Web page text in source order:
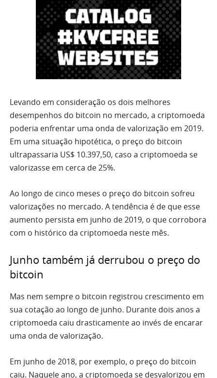
Levando em consideração os dois melhores
desempenhos do bitcoin no mercado, a criptomoeda
poderia enfrentar uma onda de valorização em 2019.
Em uma situação hipotética, o preço do bitcoin
ultrapassaria US$ 10.397,50, caso a criptomoeda se
valorizasse em cerca de 25%.
Ao longo de cinco meses o preço do bitcoin sofreu
valorizações no mercado. A tendência é de que esse
aumento persista em junho de 2019, o que corrobora
com o histórico da criptomoeda neste mês.
Junho também já derrubou o preço do
bitcoin
Mas nem sempre o bitcoin registrou crescimento em
sua cotação ao longo de junho. Durante dois anos a
criptomoeda caiu drasticamente ao invés de encarar
uma onda de valorização.
Em junho de 2018, por exemplo, o preço do bitcoin
caiu. Naquele ano, a criptomoeda se desvalorizou em